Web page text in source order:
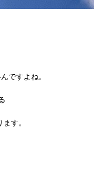
ですよね。
す。